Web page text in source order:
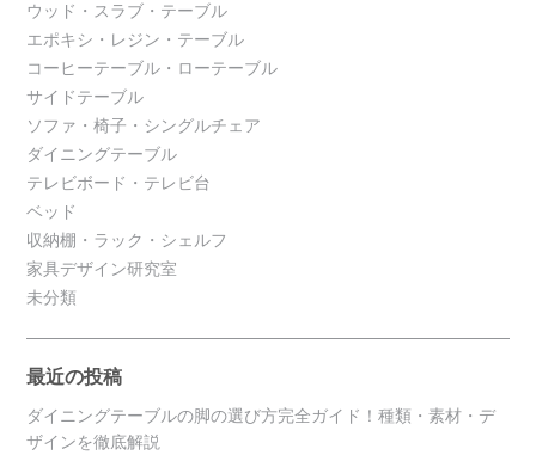
ウッド・スラブ・テーブル
エポキシ・レジン・テーブル
コーヒーテーブル・ローテーブル
サイドテーブル
ソファ・椅子・シングルチェア
ダイニングテーブル
テレビボード・テレビ台
ベッド
収納棚・ラック・シェルフ
家具デザイン研究室
未分類
最近の投稿
ダイニングテーブルの脚の選び方完全ガイド！種類・素材・デ
ザインを徹底解説